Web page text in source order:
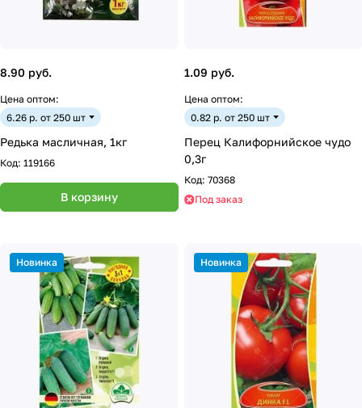
8.90 руб.
Цена оптом:
6.26 р. от 250 шт
Редька масличная, 1кг
Код: 119166
В корзину
1.09 руб.
Цена оптом:
0.82 р. от 250 шт
Перец Калифорнийское чудо
0,3г
Код: 70368
Под заказ
Новинка Новинка